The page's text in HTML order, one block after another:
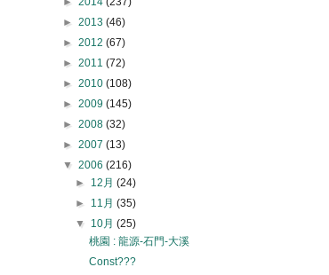
► 2013 (46)
► 2012 (67)
► 2011 (72)
► 2010 (108)
► 2009 (145)
► 2008 (32)
► 2007 (13)
▼ 2006 (216)
► 12月(24)
► 11月(35)
▼ 10月(25)
桃園 : 龍源-石門-大溪
Const???